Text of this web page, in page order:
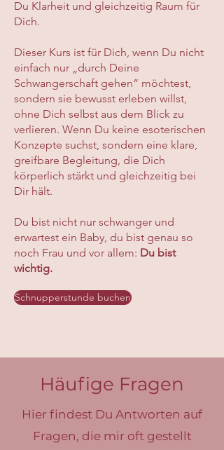
Du Klarheit und gleichzeitig Raum für
Dich.
Dieser Kurs ist für Dich, wenn Du nicht
einfach nur „durch Deine
Schwangerschaft gehen“ möchtest,
sondern sie bewusst erleben willst,
ohne Dich selbst aus dem Blick zu
verlieren. Wenn Du keine esoterischen
Konzepte suchst, sondern eine klare,
greifbare Begleitung, die Dich
körperlich stärkt und gleichzeitig bei
Dir hält.
Du bist nicht nur schwanger und
erwartest ein Baby, du bist genau so
noch Frau und vor allem: Du bist
wichtig.
Schnupperstunde buchen
Häufige Fragen
Hier findest Du Antworten auf
Fragen, die mir oft gestellt